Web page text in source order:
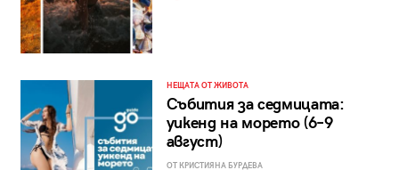
НЕЩАТА ОТ ЖИВОТА
Събития за седмицата:
уикенд на морето (6–9
август)
ОТ КРИСТИЯНА БУРДЕВА